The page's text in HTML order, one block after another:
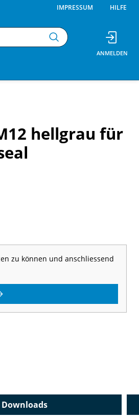
IMPRESSUM HILFE
hellgrau für
zu können und anschliessend
Downloads